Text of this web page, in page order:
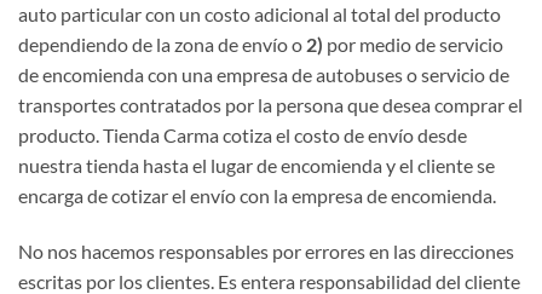
auto particular con un costo adicional al total del producto
dependiendo de la zona de envío o 2) por medio de servicio
de encomienda con una empresa de autobuses o servicio de
transportes contratados por la persona que desea comprar el
producto. Tienda Carma cotiza el costo de envío desde
nuestra tienda hasta el lugar de encomienda y el cliente se
encarga de cotizar el envío con la empresa de encomienda.
No nos hacemos responsables por errores en las direcciones
escritas por los clientes. Es entera responsabilidad del cliente